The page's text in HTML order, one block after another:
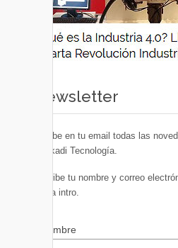
Newsletter
Recibe en tu email todas las
Euskadi Tecnología.
Escribe tu nombre y correo
pulsa intro.
Nombre